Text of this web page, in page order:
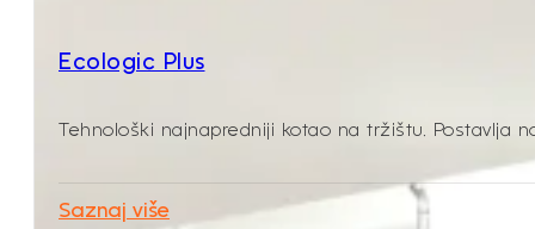
Ecologic Plus
Tehnološki najnapredniji kotao na tržištu.
Saznaj više